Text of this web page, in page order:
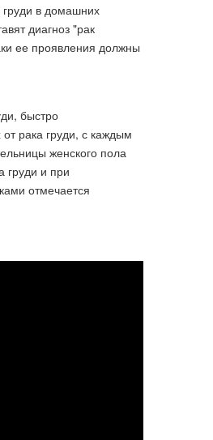
в домашних
диагноз "рак
ее проявления должны
быстро
рака груди, с каждым
женского пола
груди и при
отмечается